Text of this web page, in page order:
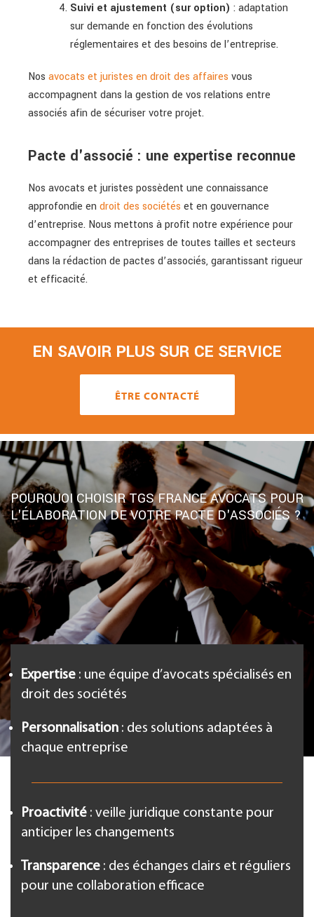
Suivi et ajustement (sur option) : adaptation
sur demande en fonction des évolutions
réglementaires et des besoins de l’entreprise.
Nos avocats et juristes en droit des affaires vous
accompagnent dans la gestion de vos relations entre
associés afin de sécuriser votre projet.
Pacte d'associé : une expertise reconnue
Nos avocats et juristes possèdent une connaissance
approfondie en droit des sociétés et en gouvernance
d’entreprise. Nous mettons à profit notre expérience pour
accompagner des entreprises de toutes tailles et secteurs
dans la rédaction de pactes d’associés, garantissant rigueur
et efficacité.
EN SAVOIR PLUS SUR CE SERVICE
ÊTRE CONTACTÉ
POURQUOI CHOISIR TGS FRANCE AVOCATS POUR
L'ÉLABORATION DE VOTRE PACTE D'ASSOCIÉS ?
Expertise : une équipe d’avocats spécialisés en
droit des sociétés
Personnalisation : des solutions adaptées à
chaque entreprise
Proactivité : veille juridique constante pour
anticiper les changements
Transparence : des échanges clairs et réguliers
pour une collaboration efficace